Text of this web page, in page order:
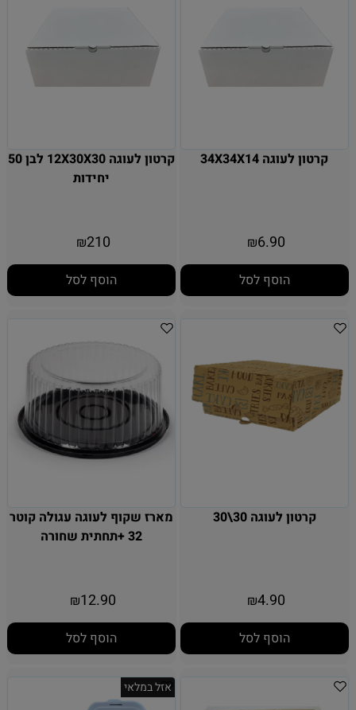
קרטון לעוגה 34X34X14
₪6.90
הוסף לסל
קרטון לעוגה 12X30X30 לבן 50
יחידות
₪210
הוסף לסל
קרטון לעוגה 30\30
₪4.90
הוסף לסל
מארז שקוף לעוגה עגולה קוטר
32 +תחתית שחורה
₪12.90
הוסף לסל
אזל במלאי